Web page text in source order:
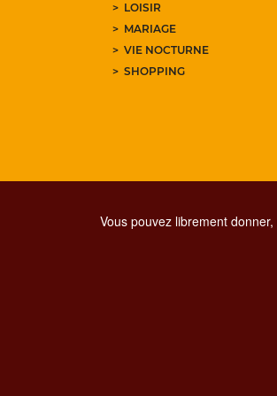
LOISIR
MARIAGE
VIE NOCTURNE
SHOPPING
Vous pouvez librement